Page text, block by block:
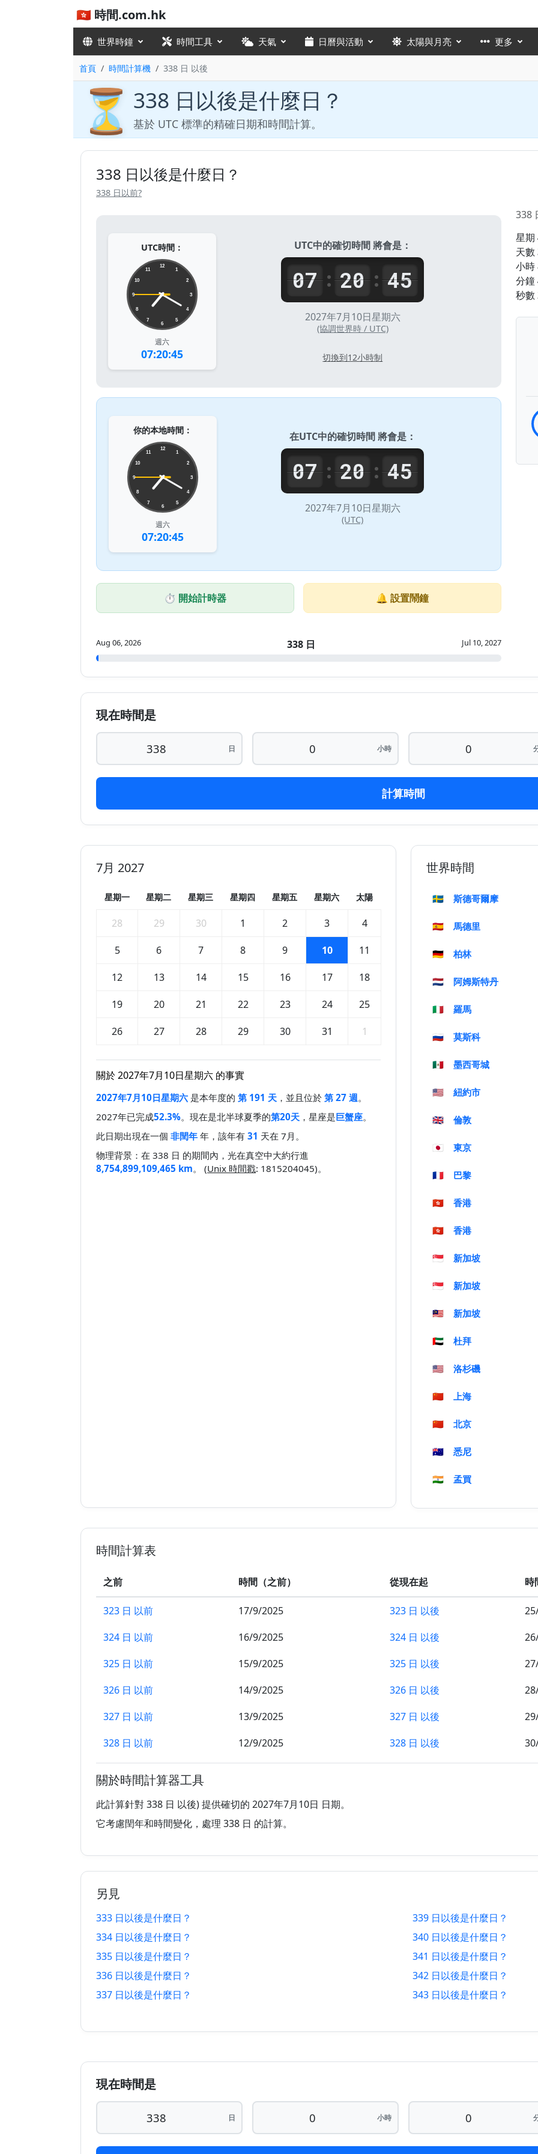
🇭🇰 時間.com.hk
世界時鐘 時間工具 天氣 日曆與活動 太陽與月亮 更多
首頁 時間計算機 338 日 以後
⏳ 338 日以後是什麼日？
基於 UTC 標準的精確日期和時間計算。
338 日以後是什麼日？
338 日以前?
UTC時間：
12
1
2
3
4
5
6
7
8
9
10
11
週六
07:20:45
UTC中的確切時間 將會是：
07 : 20 : 45
2027年7月10日星期六
(協調世界時 / UTC)
切換到12小時制
你的本地時間：
12
1
2
3
4
5
6
7
8
9
10
11
週六
07:20:45
在UTC中的確切時間 將會是：
07 : 20 : 45
2027年7月10日星期六
(UTC)
⏱️ 開始計時器 🔔 設置鬧鐘
Aug 06, 2026 338 日 Jul 10, 2027
338
星期
天數
小時
分鐘
秒數
現在時間是
日 小時
計算時間
7月 2027
星期一 星期二 星期三 星期四 星期五 星期六 太陽
28 29 30 1 2 3 4
5 6 7 8 9 10 11
12 13 14 15 16 17 18
19 20 21 22 23 24 25
26 27 28 29 30 31 1
關於 2027年7月10日星期六 的事實
2027年7月10日星期六 是本年度的 第 191 天 ，並且位於 第 27 週。
2027年已完成52.3%。現在是北半球夏季的第20天 ，星座是巨蟹座。
此日期出現在一個 非閏年 年，該年有 31 天在 7月。
物理背景：在 338 日 的期間內，光在真空中大約行進
8,754,899,109,465 km。 (Unix 時間戳: 1815204045)。
世界時間
🇸🇪 斯德哥爾摩
🇪🇸 馬德里
🇩🇪 柏林
🇳🇱 阿姆斯特丹
🇮🇹 羅馬
🇷🇺 莫斯科
🇲🇽 墨西哥城
🇺🇸 紐約市
🇬🇧 倫敦
🇯🇵 東京
🇫🇷 巴黎
🇭🇰 香港
🇭🇰 香港
🇸🇬 新加坡
🇸🇬 新加坡
🇲🇾 新加坡
🇦🇪 杜拜
🇺🇸 洛杉磯
🇨🇳 上海
🇨🇳 北京
🇦🇺 悉尼
🇮🇳 孟買
時間計算表
之前 時間（之前） 從現在起 時
323 日 以前 17/9/2025 323 日 以後
324 日 以前
16/9/2025 324 日 以後
325 日 以前
15/9/2025 325 日 以後
326 日 以前
14/9/2025 326 日 以後
327 日 以前
13/9/2025 327 日 以後
328 日 以前
12/9/2025 328 日 以後
331 日 以前
9/9/2025
333 日 以前
7/9/2025 333 日 以後
5/
334 日 以前
336 日 以前
336 日 以後
337 日 以前
337 日 以後
339 日 以前
1/9/2025 339 日 以後
340 日 以前
31/8/2025 340 日 以後
341 日 以前
342 日 以前
342 日 以後
關於時間計算器工具
此計算針對 338 日 以後) 提供確切的 2027年7月10日 日期。
它考慮閏年和時間變化，處理 338 日 的計算。
另見
333 日以後是什麼日？
334 日以後是什麼日？
335 日以後是什麼日？
336 日以後是什麼日？
337 日以後是什麼日？
339 日以後是什麼日？
340 日以後是什麼日？
341 日以後是什麼日？
342 日以後是什麼日？
343 日以後是什麼日？
現在時間是
日 小時